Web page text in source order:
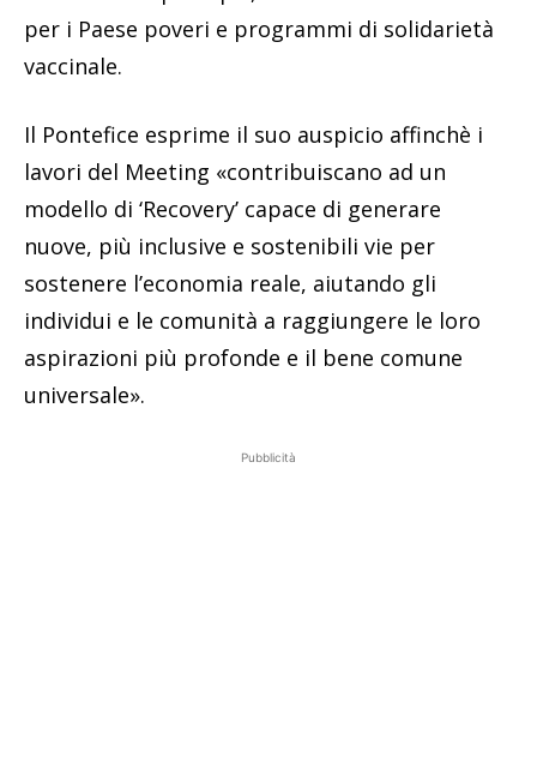
per i Paese poveri e programmi di solidarietà
vaccinale.
Il Pontefice esprime il suo auspicio affinchè i
lavori del Meeting «contribuiscano ad un
modello di ‘Recovery’ capace di generare
nuove, più inclusive e sostenibili vie per
sostenere l’economia reale, aiutando gli
individui e le comunità a raggiungere le loro
aspirazioni più profonde e il bene comune
universale».
Pubblicità